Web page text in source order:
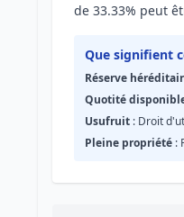
de 33.33% peut
Que signifient
Réserve
Quotité
Usufruit : Droit
Pleine propriété :